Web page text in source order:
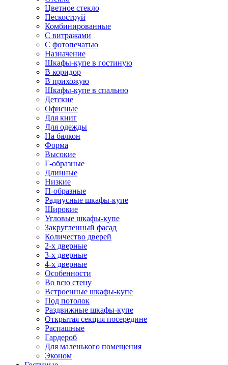
Цветное стекло
Пескоструй
Комбинированные
С витражами
С фотопечатью
Назначение
Шкафы-купе в гостиную
В коридор
В прихожую
Шкафы-купе в спальню
Детские
Офисные
Для книг
Для одежды
На балкон
Форма
Высокие
Г-образные
Длинные
Низкие
П-образные
Радиусные шкафы-купе
Широкие
Угловые шкафы-купе
Закругленный фасад
Количество дверей
2-х дверные
3-х дверные
4-х дверные
Особенности
Во всю стену
Встроенные шкафы-купе
Под потолок
Раздвижные шкафы-купе
Открытая секция посередине
Распашные
Гардероб
Для маленького помещения
Эконом